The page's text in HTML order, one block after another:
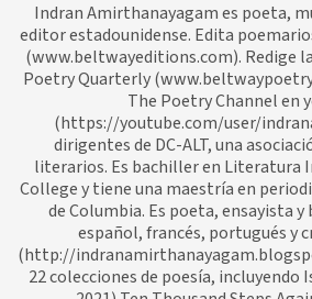
Indran Amirthanayagam es poeta,
editor estadounidense. Edita
(www.beltwayeditions.com). Redige
Poetry Quarterly
The Poetry Channel en
(https://youtube.com/user/
dirigentes de DC-ALT, una
literarios. Es bachiller en Literatura
College y tiene una maestría en
de Columbia. Es poeta, ensayista
español, francés, portugués y
(http://
22 colecciones de poesía, incluyendo